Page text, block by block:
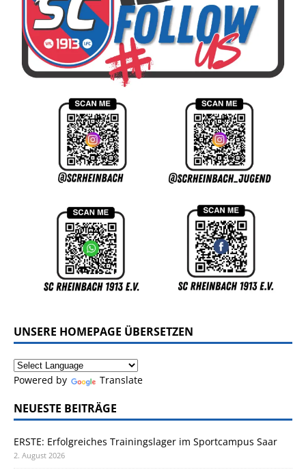
UNSERE HOMEPAGE ÜBERSETZEN
Powered by Translate
NEUESTE BEITRÄGE
ERSTE: Erfolgreiches Trainingslager im Sportcampus Saar
2. August 2026